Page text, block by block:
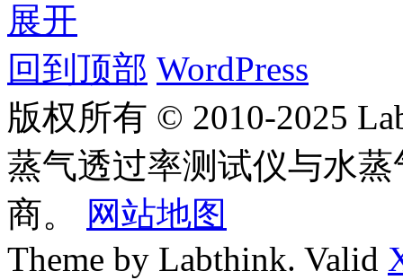
展开
回到顶部 WordPress
版权所有 © 2010-2025
蒸气透过率测试仪与水
商。
网站地图
Theme by Labthink. Valid